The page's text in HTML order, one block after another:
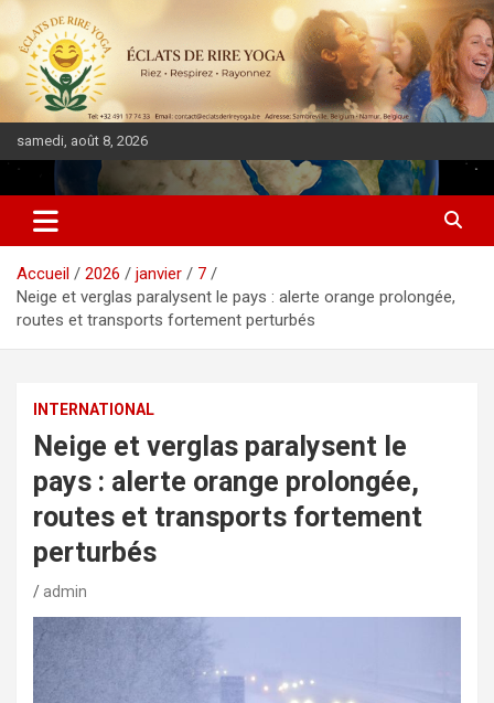
samedi, août 8, 2026
DIASPORA PULSE
Accueil 2026 janvier
7
Neige et verglas paralysent le pays : alerte orange prolongée,
routes et transports fortement perturbés
INTERNATIONAL
Neige et verglas paralysent le
pays : alerte orange prolongée,
routes et transports fortement
perturbés
admin